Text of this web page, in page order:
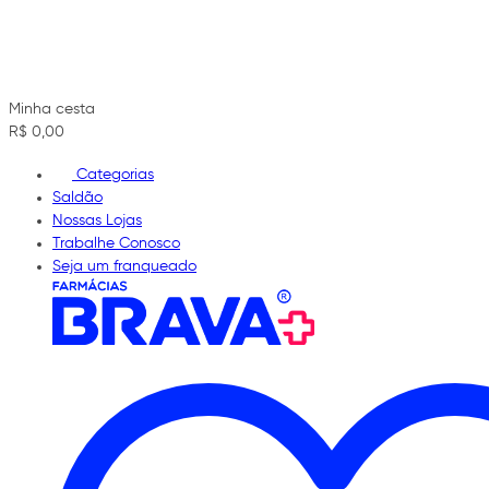
Minha cesta
R$ 0,00
Categorias
Saldão
Nossas Lojas
Trabalhe Conosco
Seja um franqueado